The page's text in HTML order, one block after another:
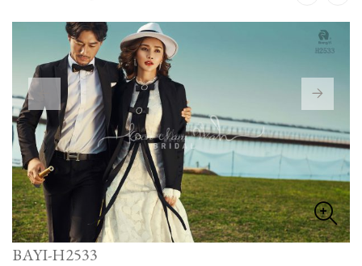
navigation
BAYI-H2533